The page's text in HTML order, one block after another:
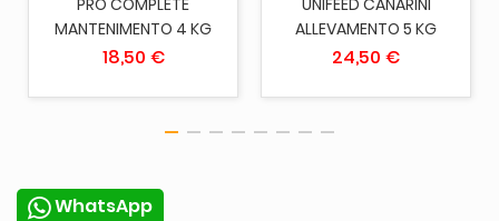
PRO COMPLETE
MANTENIMENTO 4 KG
18,50 €
UNIFEED CANARINI
ALLEVAMENTO 5 KG
24,50 €
WhatsApp